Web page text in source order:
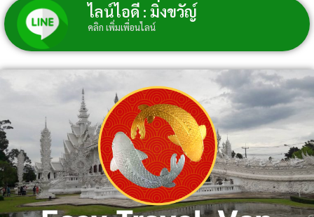
ไลน์ไอดี : มิ่งขวัญ์
คลิก เพิ่มเพื่อนไลน์